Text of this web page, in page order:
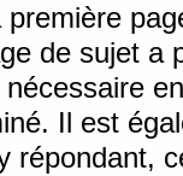
de sujet a
nécessaire
Il est
répondant,